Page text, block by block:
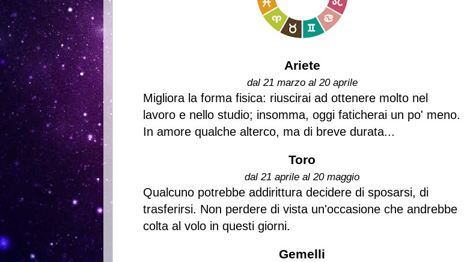
Ariete
dal 21 marzo al 20 aprile
Migliora la forma fisica: riuscirai ad ottenere molto nel
lavoro e nello studio; insomma, oggi faticherai un po' meno.
In amore qualche alterco, ma di breve durata...
Toro
dal 21 aprile al 20 maggio
Qualcuno potrebbe addirittura decidere di sposarsi, di
trasferirsi. Non perdere di vista un'occasione che andrebbe
colta al volo in questi giorni.
Gemelli